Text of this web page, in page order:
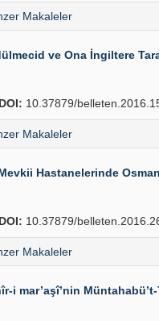
Makaleler
ve Ona İngiltere
DOI: 10.37879/
Makaleler
Hastanelerinde
DOI: 10.37879/
Makaleler
mar’aşî’nin Müntahabü’t-